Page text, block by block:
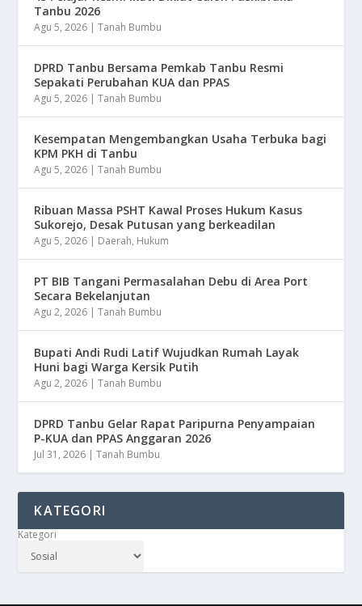
Tanbu 2026
Agu 5, 2026 |Tanah Bumbu
DPRD Tanbu Bersama Pemkab Tanbu Resmi
Sepakati Perubahan KUA dan PPAS
Agu 5, 2026 |Tanah Bumbu
Kesempatan Mengembangkan Usaha Terbuka bagi
KPM PKH di Tanbu
Agu 5, 2026 |Tanah Bumbu
Ribuan Massa PSHT Kawal Proses Hukum Kasus
Sukorejo, Desak Putusan yang berkeadilan
Agu 5, 2026 | Daerah, Hukum
PT BIB Tangani Permasalahan Debu di Area Port
Secara Bekelanjutan
Agu 2, 2026 |Tanah Bumbu
Bupati Andi Rudi Latif Wujudkan Rumah Layak
Huni bagi Warga Kersik Putih
Agu 2, 2026 |Tanah Bumbu
DPRD Tanbu Gelar Rapat Paripurna Penyampaian
P-KUA dan PPAS Anggaran 2026
Jul 31, 2026 |Tanah Bumbu
KATEGORI
Kategori